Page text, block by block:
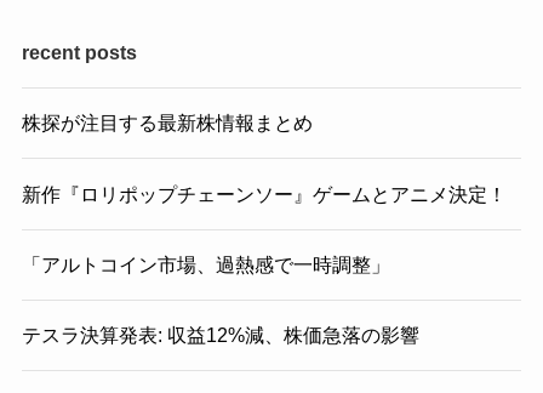
recent posts
株探が注目する最新株情報まとめ
新作『ロリポップチェーンソー』ゲームとアニメ決定！
「アルトコイン市場、過熱感で一時調整」
テスラ決算発表: 収益12%減、株価急落の影響